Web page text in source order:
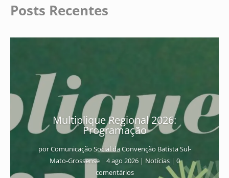
Posts Recentes
Multiplique Regional 2026:
Programação
porComunicação Social da Convenção Batista Sul-
Mato-Grossense| 4 ago 2026| Notícias| 0
comentários